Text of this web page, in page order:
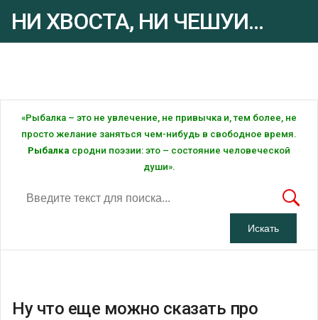
НИ ХВОСТА, НИ ЧЕШУИ...
«Рыбалка – это не увлечение, не привычка и, тем более, не
просто желание заняться чем-нибудь в свободное время.
Рыбалка сродни поэзии: это – состояние человеческой
души».
Ну что еще можно сказать про